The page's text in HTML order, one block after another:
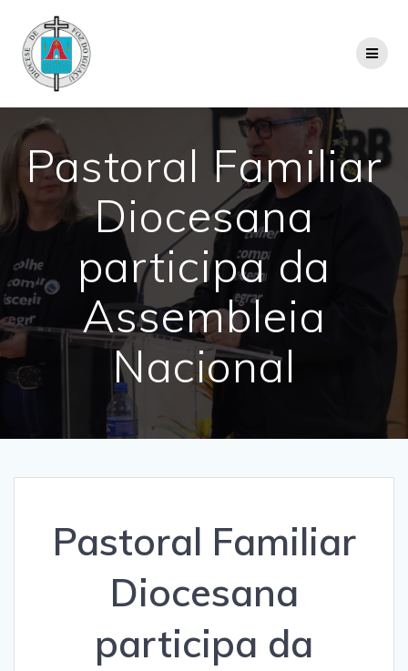
Pastoral Familiar
Diocesana
participa da
Assembleia
Nacional
Pastoral Familiar
Diocesana
participa da